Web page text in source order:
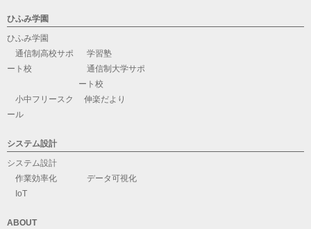
ひふみ学園
ひふみ学園
通信制高校サポ
ート校
学習塾
通信制大学サポ
ート校
小中フリースク
ール
伸楽だより
システム設計
システム設計
作業効率化
データ可視化
IoT
ABOUT